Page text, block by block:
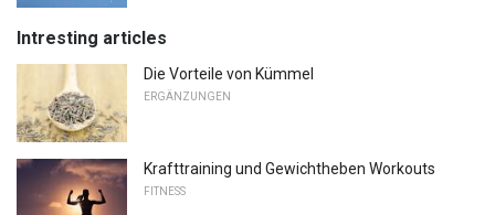
Intresting articles
Die Vorteile von Kümmel
ERGÄNZUNGEN
Krafttraining und Gewichtheben Workouts
FITNESS